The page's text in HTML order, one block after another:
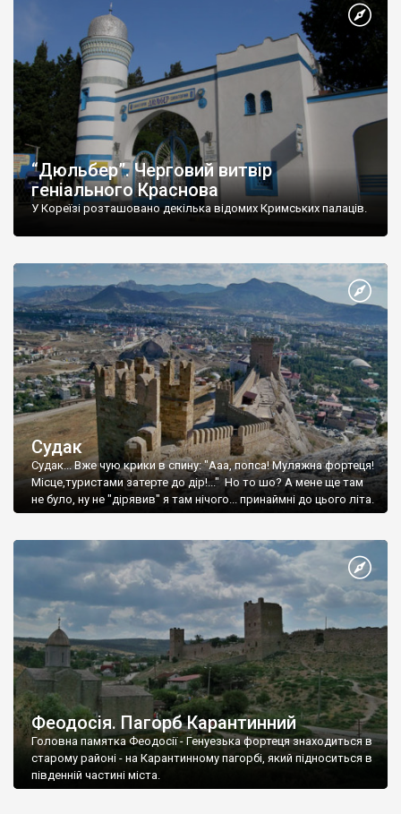
“Дюльбер”. Черговий витвір
геніального Краснова
У Кореїзі розташовано декілька відомих Кримських палаців.
Судак
Судак... Вже чую крики в спину: "Ааа, попса! Муляжна фортеця!
Місце,туристами затерте до дір!..." Но то шо? А мене ще там
не було, ну не "дірявив" я там нічого... принаймні до цього літа.
Феодосія. Пагорб Карантинний
Головна памятка Феодосії - Генуезька фортеця знаходиться в
старому районі - на Карантинному пагорбі, який підноситься в
південній частині міста.